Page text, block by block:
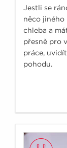
Jestli se
něco jiného
chleba a
přesně pro
práce,
pohodu.